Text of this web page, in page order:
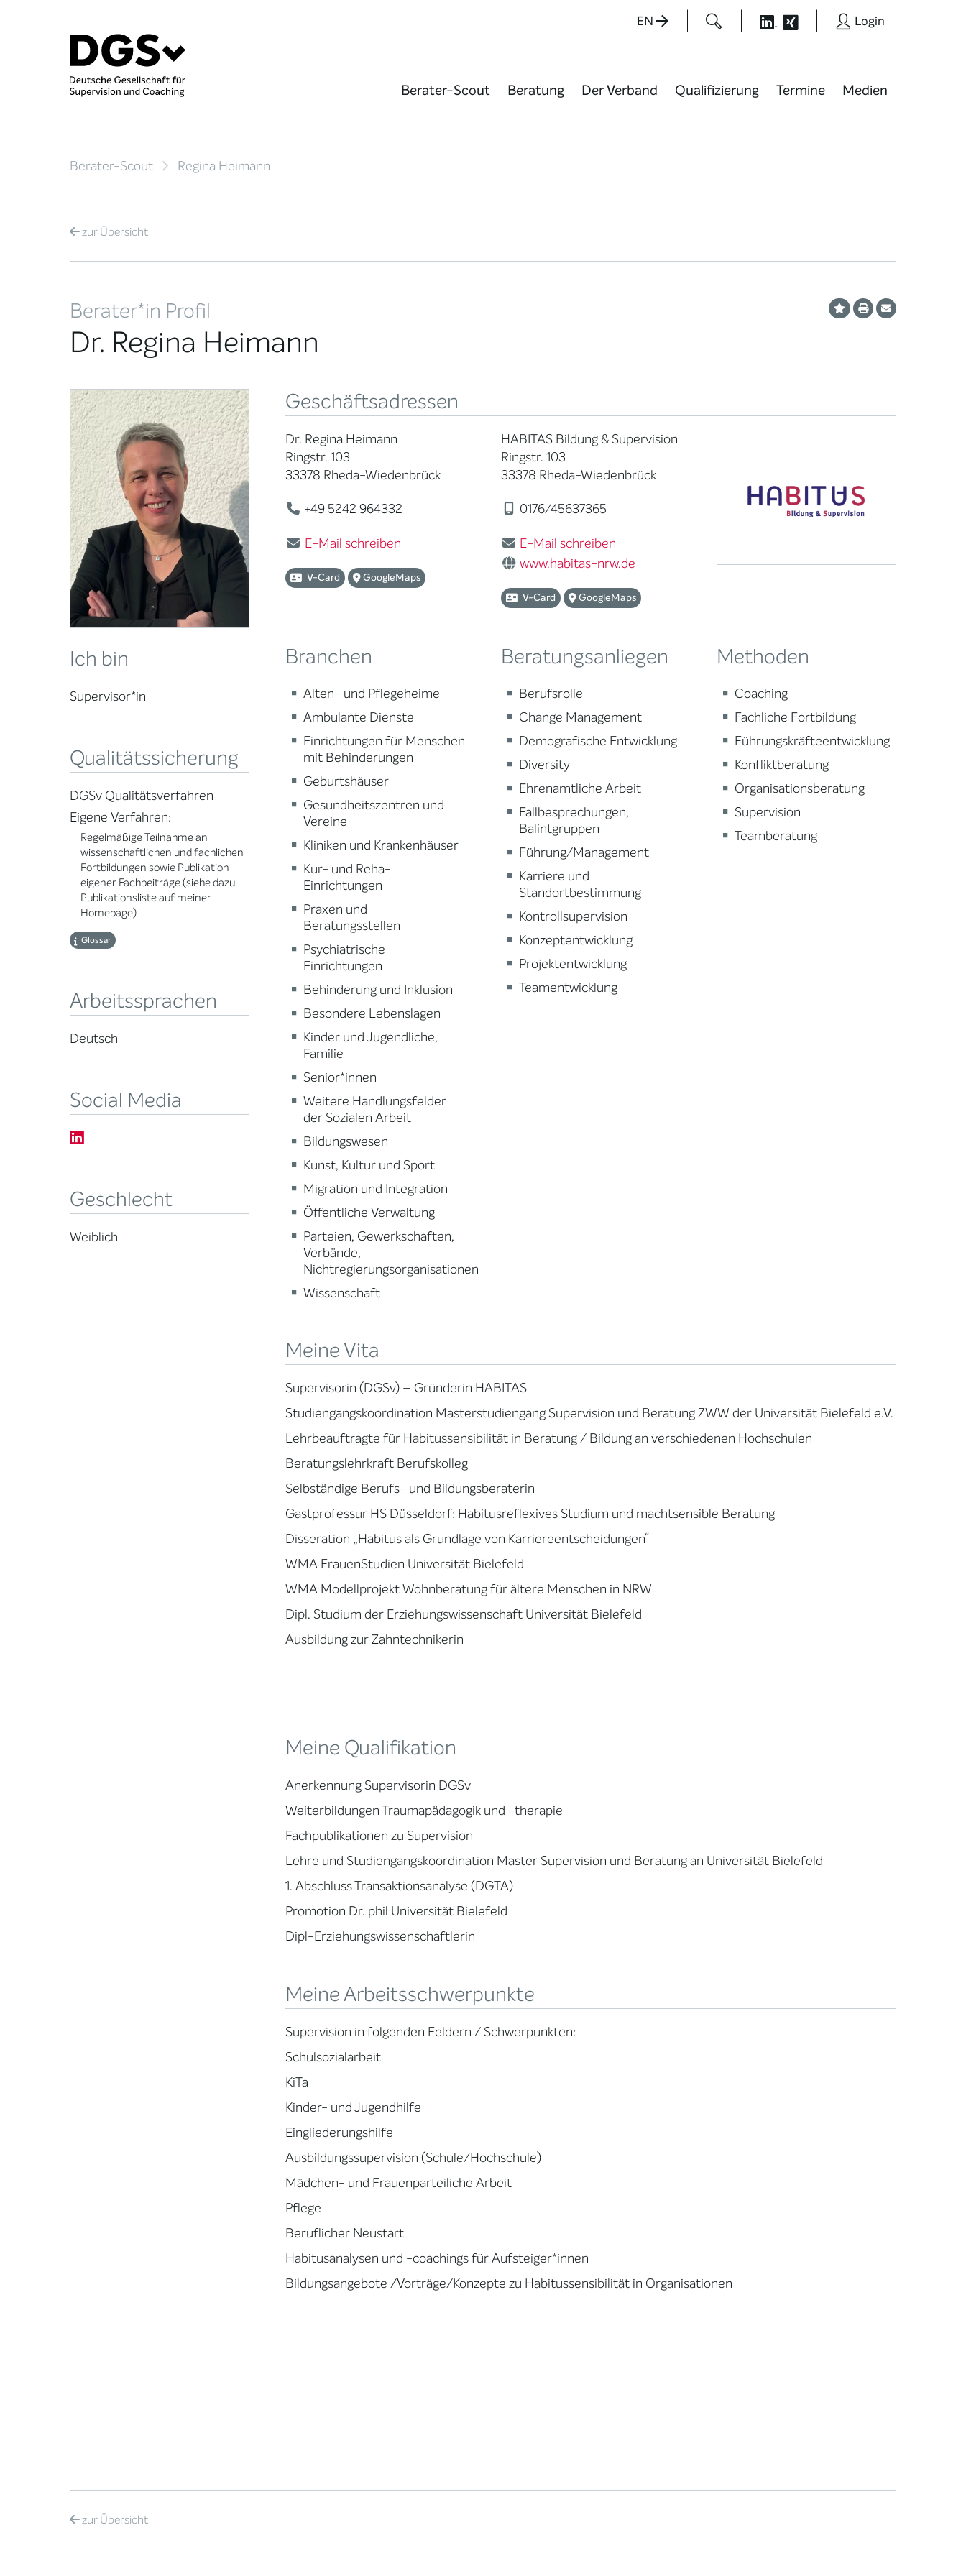
EN Login
Berater-Scout Beratung Der Verband Qualifizierung Termine Medien
Berater-Scout Regina Heimann
zurÜbersicht
Berater*in Profil
Dr. Regina Heimann
Ich bin
Supervisor*in
Qualitätssicherung
DGSv Qualitätsverfahren
Eigene Verfahren:
Regelmäßige Teilnahme an
wissenschaftlichen und fachlichen
Fortbildungen sowie Publikation
eigener Fachbeiträge (siehe dazu
Publikationsliste auf meiner
Homepage)
Glossar
Arbeitssprachen
Deutsch
Social Media
Geschlecht
Weiblich
Geschäftsadressen
Dr. Regina Heimann
Ringstr. 103
33378 Rheda-Wiedenbrück
+49 5242 964332
E-Mail schreiben
V-Card GoogleMaps
HABITAS Bildung & Supervision
Ringstr. 103
33378 Rheda-Wiedenbrück
0176/45637365
E-Mail schreiben
www.habitas-nrw.de
V-Card GoogleMaps
Branchen
Alten- und Pflegeheime
Ambulante Dienste
Einrichtungen für Menschen
mit Behinderungen
Geburtshäuser
Gesundheitszentren und
Vereine
Kliniken und Krankenhäuser
Kur- und Reha-
Einrichtungen
Praxen und
Beratungsstellen
Psychiatrische
Einrichtungen
Behinderung und Inklusion
Besondere Lebenslagen
Kinder und Jugendliche,
Familie
Senior*innen
Weitere Handlungsfelder
der Sozialen Arbeit
Bildungswesen
Kunst, Kultur und Sport
Migration und Integration
Öffentliche Verwaltung
Parteien, Gewerkschaften,
Verbände,
Nichtregierungsorganisationen
Wissenschaft
Beratungsanliegen
Berufsrolle
Change Management
Demografische Entwicklung
Diversity
Ehrenamtliche Arbeit
Fallbesprechungen,
Balintgruppen
Führung/Management
Karriere und
Standortbestimmung
Kontrollsupervision
Konzeptentwicklung
Projektentwicklung
Teamentwicklung
Methoden
Coaching
Fachliche Fortbildung
Führungskräfteentwicklung
Konfliktberatung
Organisationsberatung
Supervision
Teamberatung
Meine Vita
Supervisorin (DGSv) – Gründerin HABITAS
Studiengangskoordination Masterstudiengang Supervision und Beratung ZWW der Universität Bielefeld e.V.
Lehrbeauftragte für Habitussensibilität in Beratung / Bildung an verschiedenen Hochschulen
Beratungslehrkraft Berufskolleg
Selbständige Berufs- und Bildungsberaterin
Gastprofessur HS Düsseldorf; Habitusreflexives Studium und machtsensible Beratung
Disseration „Habitus als Grundlage von Karriereentscheidungen“
WMA FrauenStudien Universität Bielefeld
WMA Modellprojekt Wohnberatung für ältere Menschen in NRW
Dipl. Studium der Erziehungswissenschaft Universität Bielefeld
Ausbildung zur Zahntechnikerin
Meine Qualifikation
Anerkennung Supervisorin DGSv
Weiterbildungen Traumapädagogik und -therapie
Fachpublikationen zu Supervision
Lehre und Studiengangskoordination Master Supervision und Beratung an Universität Bielefeld
1. Abschluss Transaktionsanalyse (DGTA)
Promotion Dr. phil Universität Bielefeld
Dipl-Erziehungswissenschaftlerin
Meine Arbeitsschwerpunkte
Supervision in folgenden Feldern / Schwerpunkten:
Schulsozialarbeit
KiTa
Kinder- und Jugendhilfe
Eingliederungshilfe
Ausbildungssupervision (Schule/Hochschule)
Mädchen- und Frauenparteiliche Arbeit
Pflege
Beruflicher Neustart
Habitusanalysen und -coachings für Aufsteiger*innen
Bildungsangebote /Vorträge/Konzepte zu Habitussensibilität in Organisationen
zurÜbersicht